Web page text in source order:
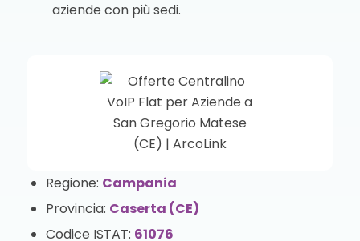
aziende con più sedi.
Regione: Campania
Provincia: Caserta (CE)
Codice ISTAT: 61076